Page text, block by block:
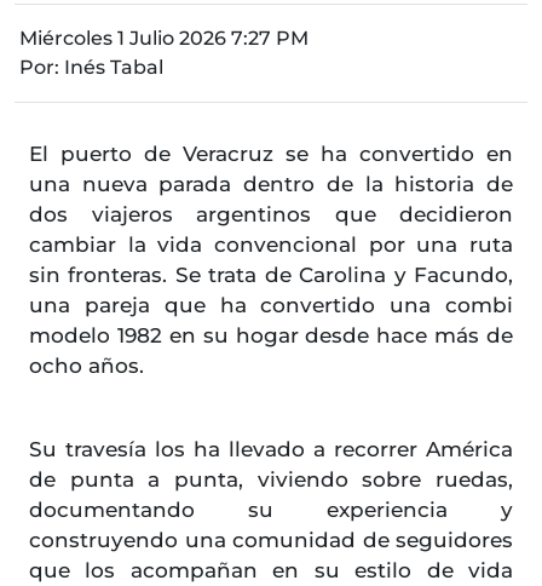
Miércoles 1 Julio 2026 7:27 PM
Por: Inés Tabal
El puerto de Veracruz se ha convertido en
una nueva parada dentro de la historia de
dos viajeros argentinos que decidieron
cambiar la vida convencional por una ruta
sin fronteras. Se trata de Carolina y Facundo,
una pareja que ha convertido una combi
modelo 1982 en su hogar desde hace más de
ocho años.
Su travesía los ha llevado a recorrer América
de punta a punta, viviendo sobre ruedas,
documentando su experiencia y
construyendo una comunidad de seguidores
que los acompañan en su estilo de vida